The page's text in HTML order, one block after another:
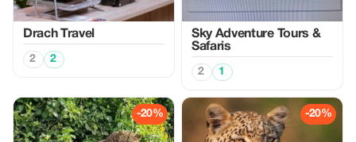
Drach Travel
2 2
Sky Adventure Tours &
Safaris
2 1
-20% -20%